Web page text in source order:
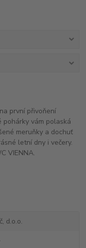
první přivoňení
pohárky vám polaská
meruňky a dochuť
letní dny i večery.
VIENNA.
d.o.o.